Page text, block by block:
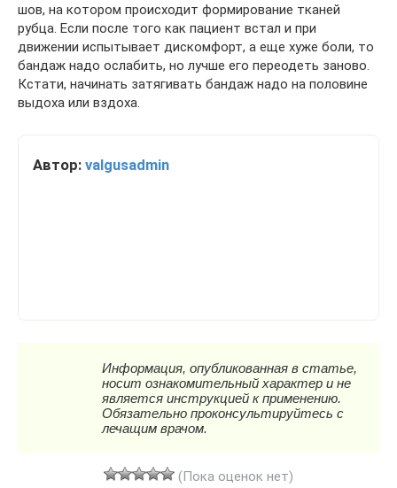
шов, на котором происходит формирование тканей
рубца. Если после того как пациент встал и при
движении испытывает дискомфорт, а еще хуже боли, то
бандаж надо ослабить, но лучше его переодеть заново.
Кстати, начинать затягивать бандаж надо на половине
выдоха или вздоха.
Автор: valgusadmin
(Пока оценок нет)